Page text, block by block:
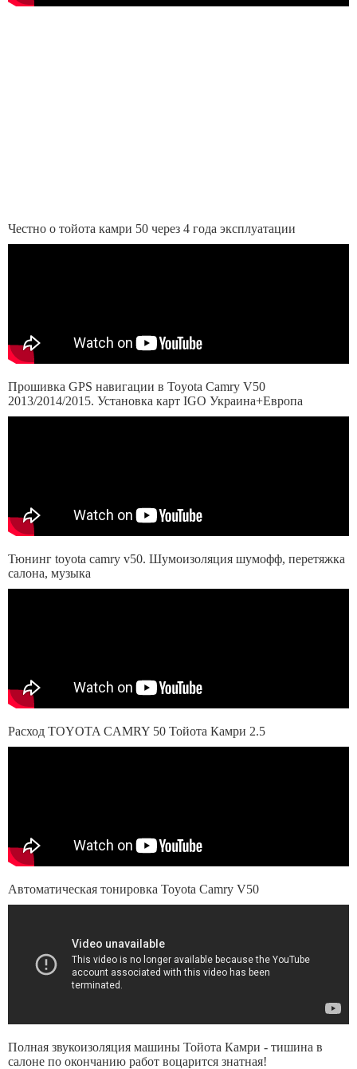
Честно о тойота камри 50 через 4 года эксплуатации
Прошивка GPS навигации в Toyota Camry V50
2013/2014/2015. Установка карт IGO Украина+Европа
Тюнинг toyota camry v50. Шумоизоляция шумофф, перетяжка
салона, музыка
Расход TOYOTA CAMRY 50 Тойота Камри 2.5
Автоматическая тонировка Toyota Camry V50
Полная звукоизоляция машины Тойота Камри - тишина в
салоне по окончанию работ воцарится знатная!